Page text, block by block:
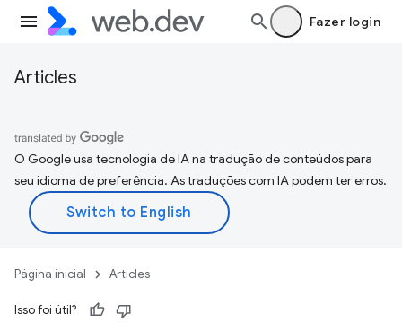
Fazer login
Articles
O Google usa tecnologia de IA na tradução de conteúdos para
seu idioma de preferência. As traduções com IA podem ter erros.
Página inicial Articles
Isso foi útil?